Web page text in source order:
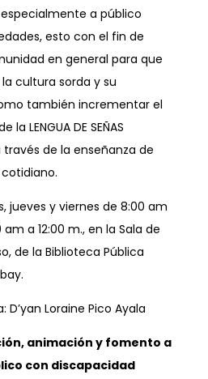
a público
esto con el fin de
en general para que
cultura sorda y su
también incrementar el
LENGUA DE SEÑAS
través de la enseñanza de
jueves y viernes de 8:00 am
am a 12:00 m., en la Sala de
de la Biblioteca Pública
Loraine Pico Ayala
animación y fomento a
con discapacidad